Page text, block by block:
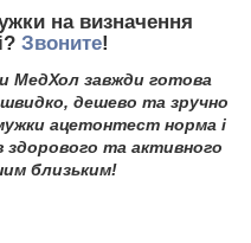
на визначення
Звоните!
МедХол завжди готова
дешево та зручно
ацетонтест норма і
здорового та активного
близьким!